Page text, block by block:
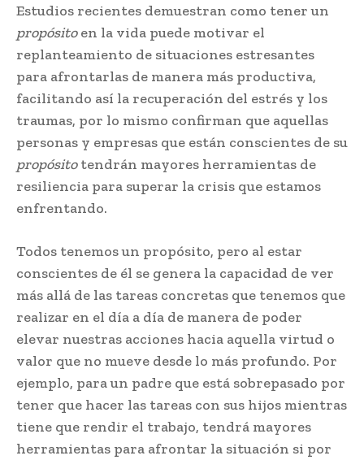
Estudios recientes demuestran como tener un
propósitoen la vida puede motivar el
replanteamiento de situaciones estresantes
para afrontarlas de manera más productiva,
facilitando así la recuperación del estrés y los
traumas, por lo mismo confirman que aquellas
personas y empresas que están conscientes de su
propósitotendrán mayores herramientas de
resiliencia para superar la crisis que estamos
enfrentando.
Todos tenemos un propósito, pero al estar
conscientes de él se genera la capacidad de ver
más allá de las tareas concretas que tenemos que
realizar en el día a día de manera de poder
elevar nuestras acciones hacia aquella virtud o
valor que no mueve desde lo más profundo. Por
ejemplo, para un padre que está sobrepasado por
tener que hacer las tareas con sus hijos mientras
tiene que rendir el trabajo, tendrá mayores
herramientas para afrontar la situación si por